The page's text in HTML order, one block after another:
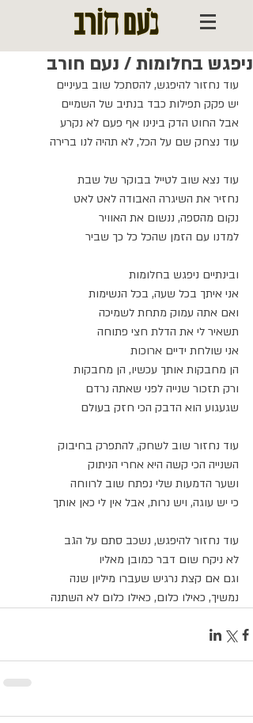
ניפגש בחלומות / נעם חורב
עוד נחזור להיפגש, להסתכל שוב בעיניים
יש פקק תפילות כבד בנתיב של השמיים
אבל החוט הדק בינינו אף פעם לא נקרע
עוד נצחק שם על הכל, לא תהיה לנו ברירה
עוד נצא שוב לטייל בבוקר של שבת
נחזיר את השיגרה האבודה לאט לאט
נקום מהספה, ננשום את האוויר
למדנו עם הזמן שהכל כל כך שביר
ובינתיים ניפגש בחלומות
אני איתך בכל שעה, בכל הנשימות
ואם אתה עמוק מתחת לשמיכה
תשאיר לי את הדלת חצי פתוחה
אני שולחת ידיים ארוכות
הן מחבקות אותך עכשיו, הן מחבקות
ורק תזכור שנייה לפני שאתה נרדם
שגעגוע הוא הדבק הכי חזק בעולם
עוד נחזור שוב לשחק, להתפרק בחיבוק
השנייה הכי קשה היא אחרי הניתוק
ושער הדמעות שלי נפתח שוב לרווחה
כי יש עוגה, ויש נרות, אבל אין לי כאן אותך
עוד נחזור להיפגש, נשכב סתם על הגב
לא ניקח שום דבר כמובן מאליו
וגם אם קצת נרגיש שעברו מיליון שנה
נמשיך, כאילו כלום, כאילו כלום לא השתנה